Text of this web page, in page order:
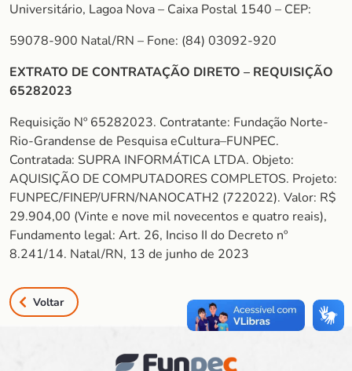
Universitário, Lagoa Nova – Caixa Postal 1540 – CEP:
59078-900 Natal/RN – Fone: (84) 03092-920
EXTRATO DE CONTRATAÇÃO DIRETO – REQUISIÇÃO
65282023
Requisição Nº 65282023. Contratante: Fundação Norte-
Rio-Grandense de Pesquisa eCultura–FUNPEC.
Contratada: SUPRA INFORMÁTICA LTDA. Objeto:
AQUISIÇÃO DE COMPUTADORES COMPLETOS. Projeto:
FUNPEC/FINEP/UFRN/NANOCATH2 (722022). Valor: R$
29.904,00 (Vinte e nove mil novecentos e quatro reais),
Fundamento legal: Art. 26, Inciso II do Decreto nº
8.241/14. Natal/RN, 13 de junho de 2023
Voltar